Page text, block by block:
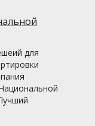
для